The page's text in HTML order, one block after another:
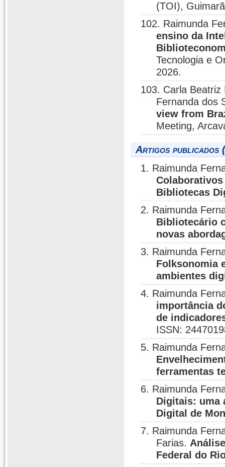
(TOI),
102. Raimunda
ensino da
Tecnologia e
2026.
103. Carla
Fernanda dos
view from
Meeting,
Artigos publicados
1. Raimunda
Bibliotecas
2. Raimunda
Bibliotecário
novas
3. Raimunda
Folksonomia
ambientes
4. Raimunda
importância
de
ISSN:
5. Raimunda
ferramentas
6. Raimunda
Digitais: uma
Digital de
7. Raimunda
Farias.
Federal do